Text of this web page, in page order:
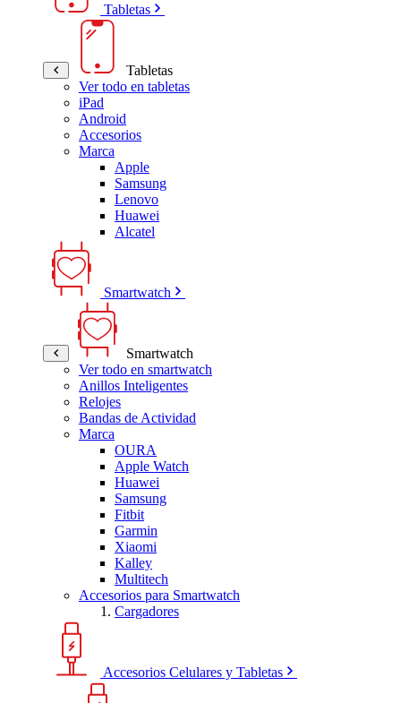
Tabletas
Tabletas
Ver todo en tabletas
iPad
Android
Accesorios
Marca
Apple
Samsung
Lenovo
Huawei
Alcatel
Smartwatch
Smartwatch
Ver todo en smartwatch
Anillos Inteligentes
Relojes
Bandas de Actividad
Marca
OURA
Apple Watch
Huawei
Samsung
Fitbit
Garmin
Xiaomi
Kalley
Multitech
Accesorios para Smartwatch
Cargadores
Accesorios Celulares y Tabletas